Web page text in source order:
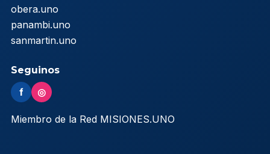
obera.uno
panambi.uno
sanmartin.uno
Seguinos
f ◎
Miembro de la Red MISIONES.UNO